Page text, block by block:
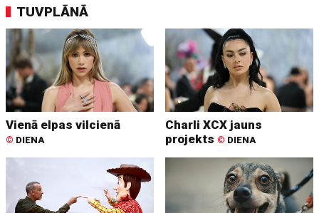
TUVPLĀNĀ
Vienā elpas vilcienā
© DIENA
Charli XCX jauns
projekts © DIENA